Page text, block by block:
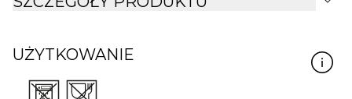
Czy produkt jest odporny na wysokie
świecznik jest odporny na typowe warunki
Jak dbać o świecznik, by nie zmatowiał?
UŻYTKOWANIE